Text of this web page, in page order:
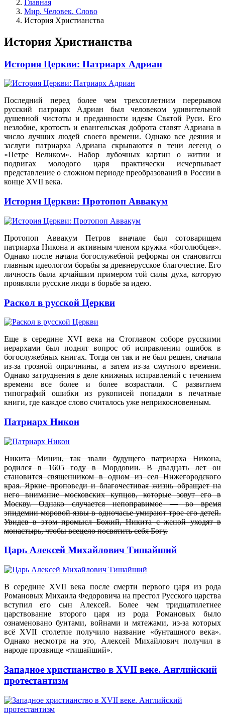
Главная
Мир. Человек. Слово
История Христианства
История Христианства
История Церкви: Патриарх Адриан
Последний перед более чем трехсотлетним перерывом
русский патриарх Адриан был человеком удивительной
душевной чистоты и преданности идеям Святой Руси. Его
незлобие, кротость и евангельская доброта ставят Адриана в
число лучших людей своего времени. Однако все деяния и
заслуги патриарха Адриана скрываются в тени легенд о
«Петре Великом». Набор лубочных картин о житии и
подвигах молодого царя практически исчерпывает
представление о сложном периоде преобразований в России в
конце XVII века.
История Церкви: Протопоп Аввакум
Протопоп Аввакум Петров вначале был сотоварищем
патриарха Никона и активным членом кружка «боголюбцев».
Однако после начала богослужебной реформы он становится
главным идеологом борьбы за древнерусское благочестие. Его
личность была ярчайшим примером той силы духа, которую
проявляли русские люди в борьбе за идею.
Раскол в русской Церкви
Еще в середине XVI века на Стоглавом соборе русскими
иерархами был поднят вопрос об исправлении ошибок в
богослужебных книгах. Тогда он так и не был решен, сначала
из-за грозной опричнины, а затем из-за смутного времени.
Однако затруднения в деле книжных исправлений с течением
времени все более и более возрастали. С развитием
типографий ошибки из рукописей попадали в печатные
книги, где каждое слово считалось уже неприкосновенным.
Патриарх Никон
Никита Минин, так звали будущего патриарха Никона,
родился в 1605 году в Мордовии. В двадцать лет он
становится священником в одном из сел Нижегородского
края. Яркие проповеди и благочестивая жизнь обращает на
него внимание московских купцов, которые зовут его в
Москву. Однако случается непоправимое — во время
эпидемии моровой язвы в одночасье умирают трое его детей.
Увидев в этом промысл Божий, Никита с женой уходят в
монастырь, чтобы всецело посвятить себя Богу.
Царь Алексей Михайлович Тишайший
В середине XVII века после смерти первого царя из рода
Романовых Михаила Федоровича на престол Русского царства
вступил его сын Алексей. Более чем тридцатилетнее
царствование второго царя из рода Романовых было
ознаменовано бунтами, войнами и мятежами, из-за которых
всё XVII столетие получило название «бунташного века».
Однако несмотря на это, Алексей Михайлович получил в
народе прозвище «тишайший».
Западное христианство в XVII веке. Английский
протестантизм